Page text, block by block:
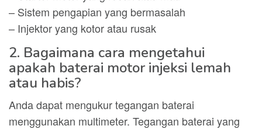
– Sistem pengapian yang bermasalah
– Injektor yang kotor atau rusak
2. Bagaimana cara mengetahui
apakah baterai motor injeksi lemah
atau habis?
Anda dapat mengukur tegangan baterai
menggunakan multimeter. Tegangan baterai yang